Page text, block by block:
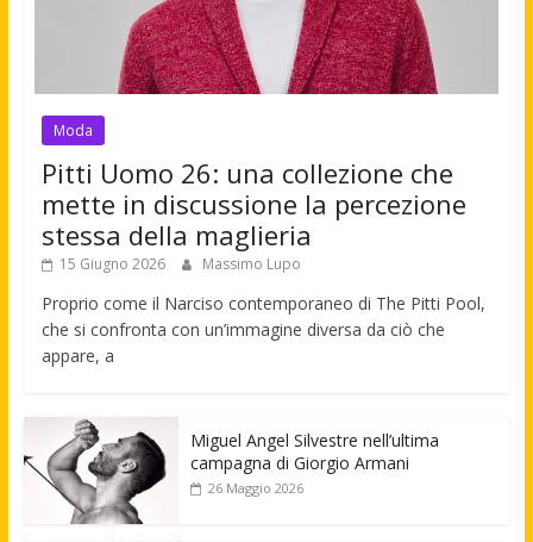
Moda
Pitti Uomo 26: una collezione che
mette in discussione la percezione
stessa della maglieria
15 Giugno 2026 Massimo Lupo
Proprio come il Narciso contemporaneo di The Pitti Pool,
che si confronta con un’immagine diversa da ciò che
appare, a
Miguel Angel Silvestre nell’ultima
campagna di Giorgio Armani
26 Maggio 2026